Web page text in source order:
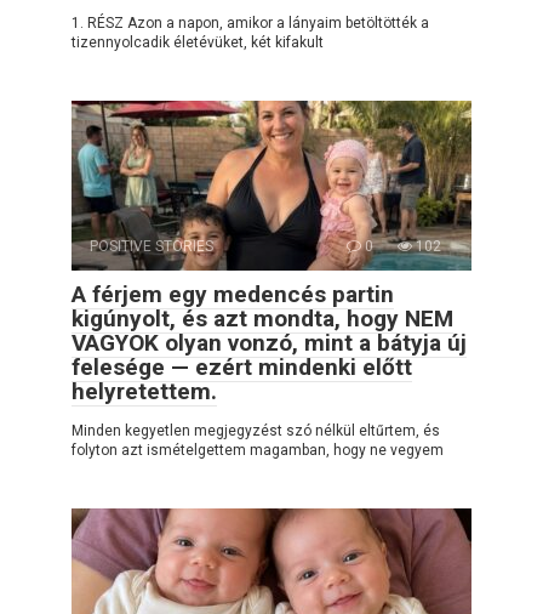
1. RÉSZ Azon a napon, amikor a lányaim betöltötték a
tizennyolcadik életévüket, két kifakult
POSITIVE STORIES 0 102
A férjem egy medencés partin
kigúnyolt, és azt mondta, hogy NEM
VAGYOK olyan vonzó, mint a bátyja új
felesége — ezért mindenki előtt
helyretettem.
Minden kegyetlen megjegyzést szó nélkül eltűrtem, és
folyton azt ismételgettem magamban, hogy ne vegyem